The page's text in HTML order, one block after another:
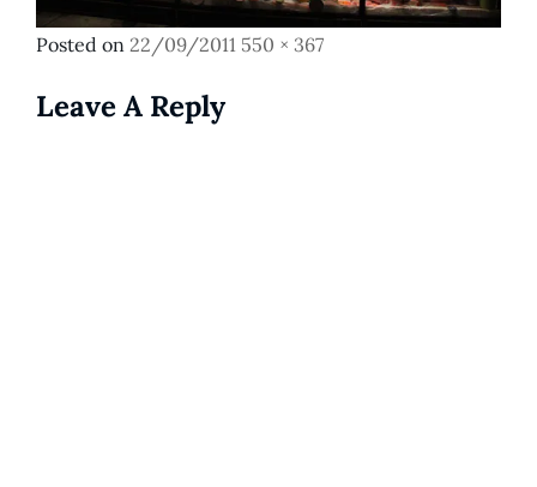
Posted on Posted
22/09/2011 Full
550 × 367
Leave A Reply